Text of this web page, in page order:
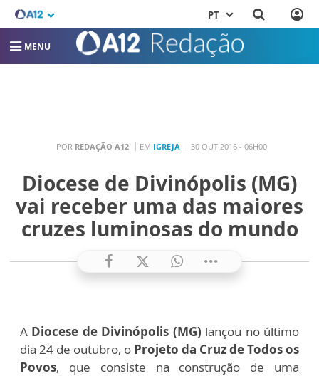
PT
MENU
POR REDAÇÃO A12 EM IGREJA 30 OUT 2016 - 06H00
Diocese de Divinópolis (MG)
vai receber uma das maiores
cruzes luminosas do mundo
A Diocese de Divinópolis (MG) lançou no último
dia 24 de outubro, o Projeto da Cruz de Todos os
Povos, que consiste na construção de uma